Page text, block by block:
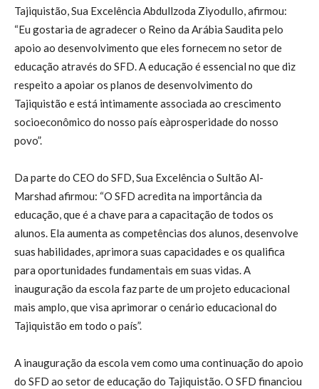
Tajiquistão, Sua Excelência Abdullzoda Ziyodullo, afirmou:
“Eu gostaria de agradecer o Reino da Arábia Saudita pelo
apoio ao desenvolvimento que eles fornecem no setor de
educação através do SFD. A educação é essencial no que diz
respeito a apoiar os planos de desenvolvimento do
Tajiquistão e está intimamente associada ao crescimento
socioeconômico do nosso país eàprosperidade do nosso
povo”.
Da parte do CEO do SFD, Sua Excelência o Sultão Al-
Marshad afirmou: “O SFD acredita na importância da
educação, que é a chave para a capacitação de todos os
alunos. Ela aumenta as competências dos alunos, desenvolve
suas habilidades, aprimora suas capacidades e os qualifica
para oportunidades fundamentais em suas vidas. A
inauguração da escola faz parte de um projeto educacional
mais amplo, que visa aprimorar o cenário educacional do
Tajiquistão em todo o país”.
A inauguração da escola vem como uma continuação do apoio
do SFD ao setor de educação do Tajiquistão. O SFD financiou